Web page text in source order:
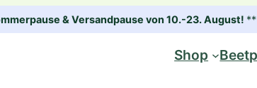
& Versandpause von 10.-23. August!
Shop